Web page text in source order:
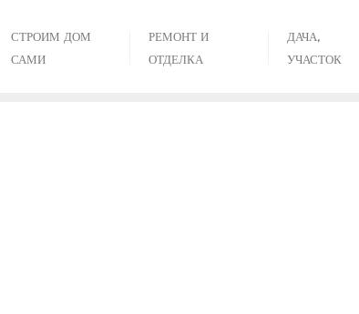
СТРОИМ ДОМ
САМИ
РЕМОНТ И
ОТДЕЛКА
ДАЧА,
УЧАСТОК